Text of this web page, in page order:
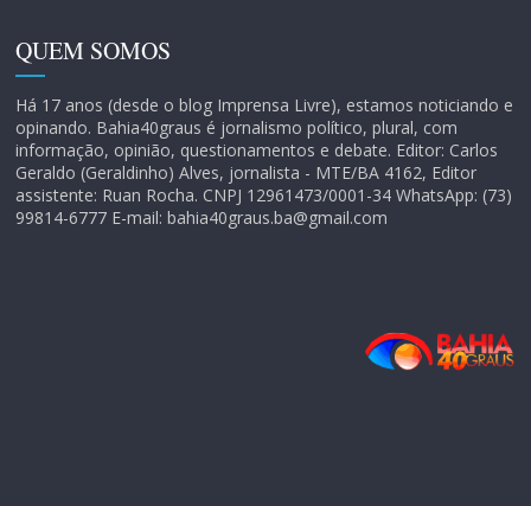
QUEM SOMOS
Há 17 anos (desde o blog Imprensa Livre), estamos noticiando e
opinando. Bahia40graus é jornalismo político, plural, com
informação, opinião, questionamentos e debate. Editor: Carlos
Geraldo (Geraldinho) Alves, jornalista - MTE/BA 4162, Editor
assistente: Ruan Rocha. CNPJ 12961473/0001-34 WhatsApp: (73)
99814-6777 E-mail: bahia40graus.ba@gmail.com